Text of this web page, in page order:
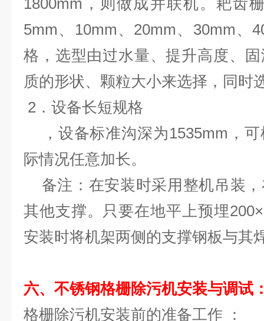
1800mm，则做成并联机。耙齿
5mm、10mm、20mm、30mm、
格，选型由过水量、提升高度、
质的形状、颗粒大小来选择，同时
2．设备长短规格
，设备标准沟深为1535mm，
际情况任意加长。
备注：在安装时采用整机吊装
其他支撑。只要在地平上预埋
安装时将机架两侧的支撑钢板与其
六、不锈钢格栅除污机安装与调试
格栅除污机安装前的准备工作 ：